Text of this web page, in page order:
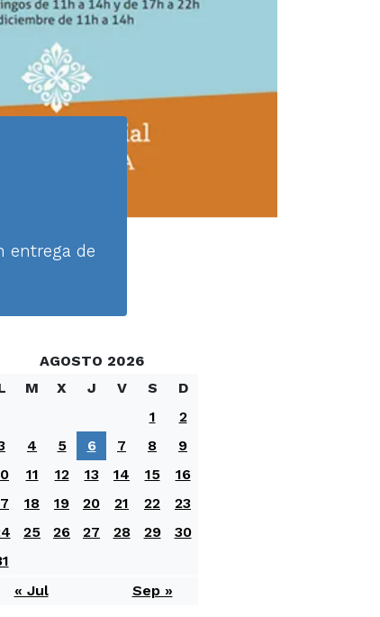
entrega de
AGOSTO 2026
M X J V S
D
1
2
4 5 6 7 8
9
11 12 13 14 15
16
18 19 20 21 22
23
25 26 27 28 29
30
« Jul
Sep »